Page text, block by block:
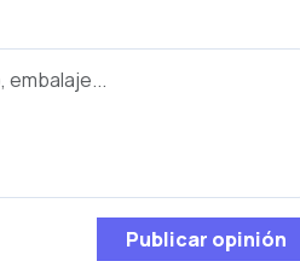
Publicar opinión